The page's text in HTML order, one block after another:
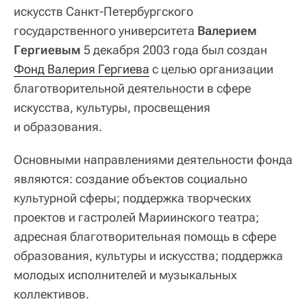
искусств Санкт-Петербургского
государственного университета Валерием
Гергиевым 5 декабря 2003 года был создан
Фонд Валерия Гергиева с целью организации
благотворительной деятельности в сфере
искусства, культуры, просвещения
и образования.
Основными направлениями деятельности фонда
являются: создание объектов социально
культурной сферы; поддержка творческих
проектов и гастролей Мариинского театра;
адресная благотворительная помощь в сфере
образования, культуры и искусства; поддержка
молодых исполнителей и музыкальных
коллективов.